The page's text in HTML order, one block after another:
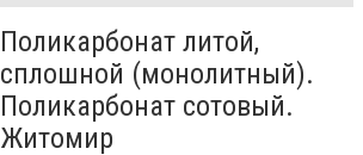
Поликарбонат литой,
сплошной (монолитный).
Поликарбонат сотовый.
Житомир